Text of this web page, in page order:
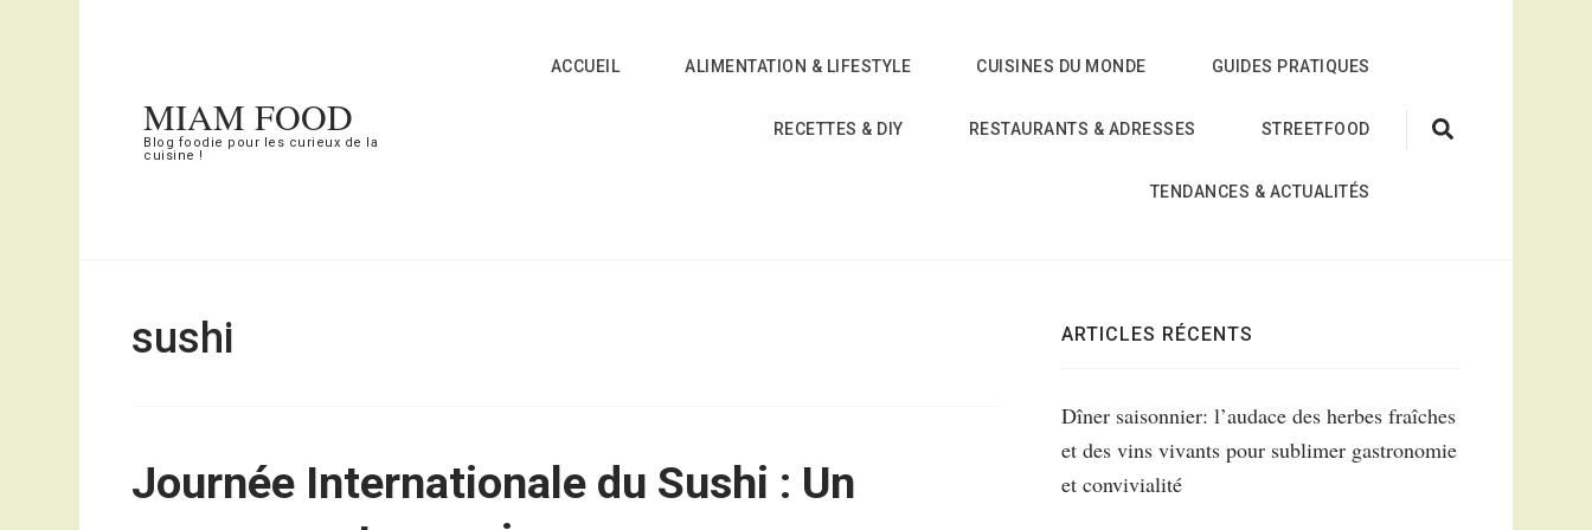
(PressezMIAM FOOD
Blog foodie pour les curieux de la
cuisine !
ACCUEIL ALIMENTATION & LIFESTYLE CUISINES DU MONDE GUIDES PRATIQUES
RECETTES & DIY RESTAURANTS & ADRESSES STREETFOOD
TENDANCES & ACTUALITÉS
sushi
Journée Internationale du Sushi : Un
ARTICLES RÉCENTS
Dîner saisonnier: l’audace des herbes fraîches
et des vins vivants pour sublimer gastronomie
et convivialité